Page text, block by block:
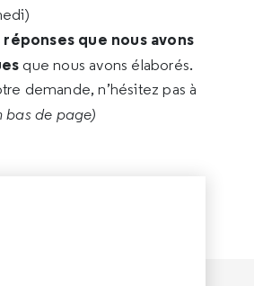
que nous avons
que nous avons élaborés.
demande, n’hésitez pas à
bas de page)